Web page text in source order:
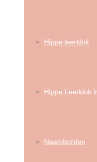
Hippe leerklok
Hippe Leerklok
Naamborden